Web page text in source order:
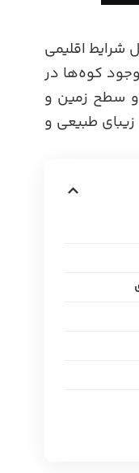
شرایط اقلیمی
کوه‌ها در
و سطح زمین و
زیبای طبیعی و